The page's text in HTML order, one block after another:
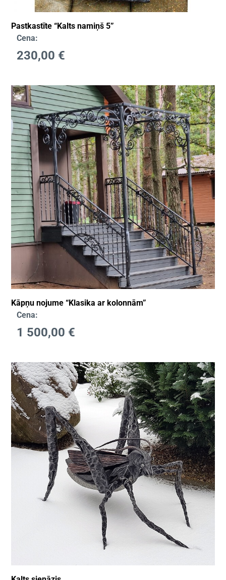
Pastkastīte “Kalts namiņš 5”
Cena:
230,00 €
Kāpņu nojume “Klasika ar kolonnām”
Cena:
1 500,00 €